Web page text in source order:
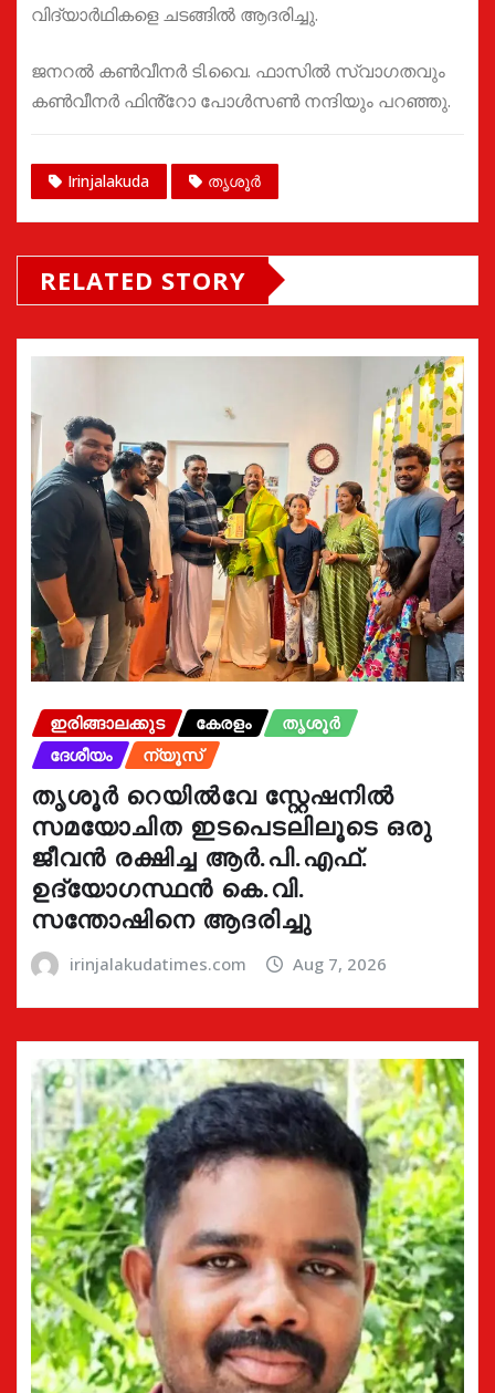
വിദ്യാർഥികളെ ചടങ്ങിൽ ആദരിച്ചു.
ജനറൽ കൺവീനർ ടി.വൈ. ഫാസിൽ സ്വാഗതവും
കൺവീനർ ഫിൻ്റോ പോൾസൺ നന്ദിയും പറഞ്ഞു.
Irinjalakuda തൃശൂർ
RELATED STORY
ഇരിങ്ങാലക്കുട കേരളം
തൃശൂർ
ദേശീയം
ന്യൂസ്
തൃശൂർ റെയിൽവേ സ്റ്റേഷനിൽ
സമയോചിത ഇടപെടലിലൂടെ ഒരു
ജീവൻ രക്ഷിച്ച ആർ.പി.എഫ്.
ഉദ്യോഗസ്ഥൻ കെ.വി.
സന്തോഷിനെ ആദരിച്ചു
irinjalakudatimes.com Aug 7, 2026